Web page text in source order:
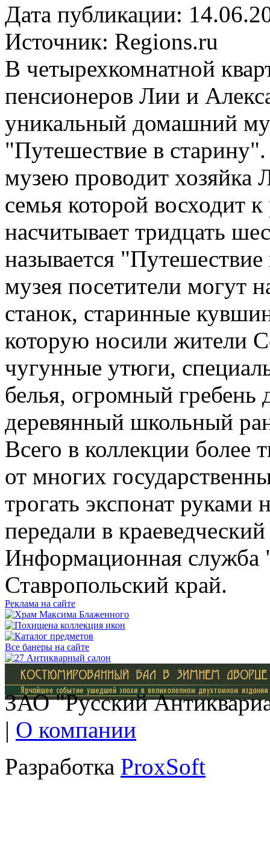
Дата публикации:
Источник: Regions.ru
В четырехкомнатной
пенсионеров Лии и
уникальный домашний
"Путешествие в
музею проводит хозяйка
семья которой восходит
насчитывает тридцать
называется
музея посетители могут
станок, старинные
которую носили жители
чугунные утюги,
белья, огромный гребень
деревянный школьный
Всего в коллекции более
от многих
трогать экспонат руками
передали в
Информационная служба
Ставропольский край.
Реклама на сайте
Все банеры на сайте
ЗАО "Русский
| О компании
Разработка ProxSoft